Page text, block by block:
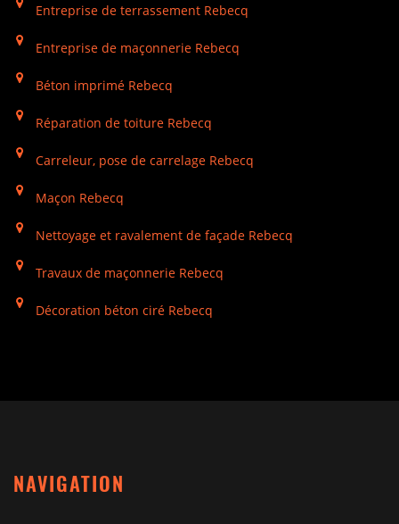
Entreprise de terrassement Rebecq
Entreprise de maçonnerie Rebecq
Béton imprimé Rebecq
Réparation de toiture Rebecq
Carreleur, pose de carrelage Rebecq
Maçon Rebecq
Nettoyage et ravalement de façade Rebecq
Travaux de maçonnerie Rebecq
Décoration béton ciré Rebecq
NAVIGATION